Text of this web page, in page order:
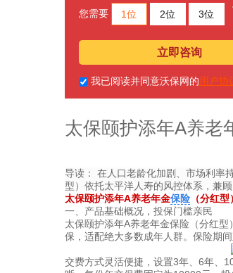
您需要 1位 2位 3位
立即咨询
我已阅读并同意沃保网的 用户协
太保颐护添年A养老
导读：
在人口老龄化加剧、市场利率
型）依托太平洋人寿的风控体系，兼
太保颐护添年A养老年金保险（分红型
一、产品基础概况，投保门槛亲民
太保颐护添年A养老年金保险（分红
保，适配绝大多数成年人群。保险期
交费方式灵活便捷，设置3年、6年、